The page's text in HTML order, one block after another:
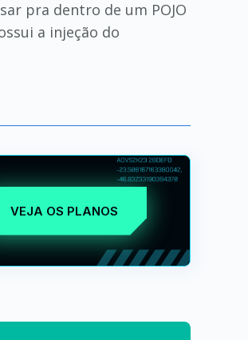
pra dentro de um POJO
a injeção do
VEJA OS PLANOS